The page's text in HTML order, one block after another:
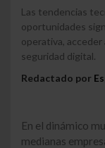
Las tendencias
oportunidades
operativa,
seguridad digital.
Redactado por
En el dinámico
medianas